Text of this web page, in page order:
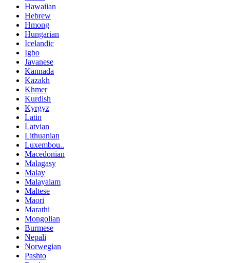
Hawaiian
Hebrew
Hmong
Hungarian
Icelandic
Igbo
Javanese
Kannada
Kazakh
Khmer
Kurdish
Kyrgyz
Latin
Latvian
Lithuanian
Luxembou..
Macedonian
Malagasy
Malay
Malayalam
Maltese
Maori
Marathi
Mongolian
Burmese
Nepali
Norwegian
Pashto